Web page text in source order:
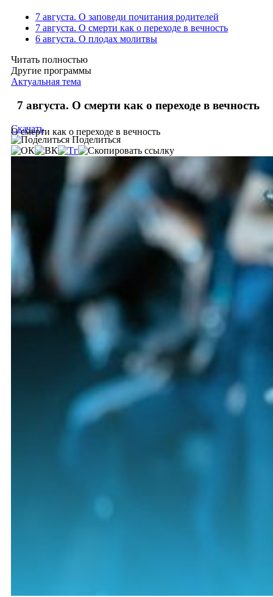
7 августа. О заповеди почитания родителей
7 августа. О смерти как о переходе в вечность
6 августа. О плодах молитвы
Читать полностью
Другие программы
Актуальная тема
7 августа. О смерти как о переходе в вечность
О смерти как о переходе в вечность
Скачать
Поделиться